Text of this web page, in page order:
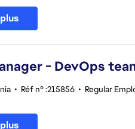
- DevOps
• Réf n° :215856 • Regular